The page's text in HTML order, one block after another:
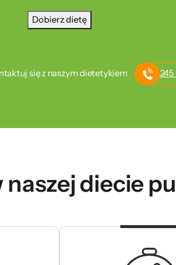
Dobierz dietę
się z naszym dietetykiem 245
diecie